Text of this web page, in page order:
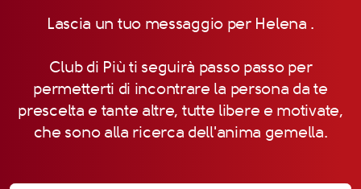
Lascia un tuo messaggio per Helena .
Club di Più ti seguirà passo passo per
permetterti di incontrare la persona da te
prescelta e tante altre, tutte libere e motivate,
che sono alla ricerca dell'anima gemella.